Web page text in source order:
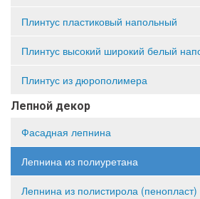
Плинтус пластиковый напольный
Плинтус высокий широкий белый
Плинтус из дюрополимера
Лепной декор
Фасадная лепнина
Лепнина из полиуретана
Лепнина из полистирола (пенопласт)